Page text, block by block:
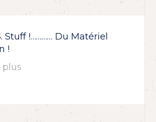
Stuff !………… Du Matériel
!
plus